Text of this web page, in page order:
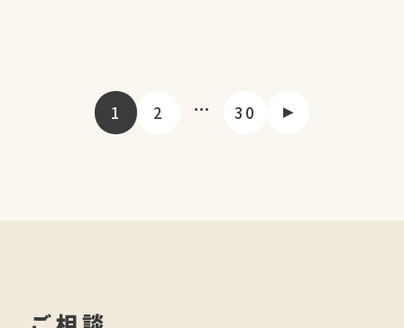
1 2 … 30